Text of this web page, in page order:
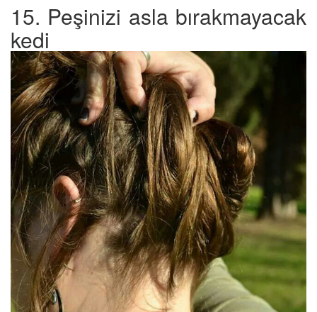
15. Peşinizi asla bırakmayacak
kedi